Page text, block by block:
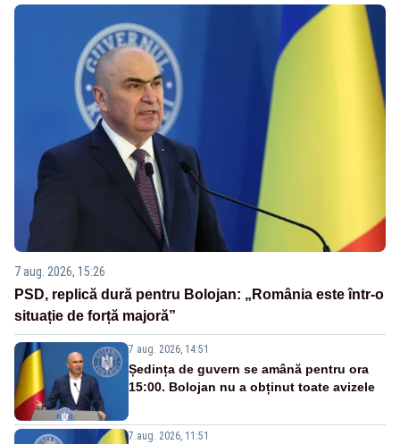
7 aug. 2026, 15:26
PSD, replică dură pentru Bolojan: „România este într-o
situație de forță majoră”
7 aug. 2026, 14:51
Ședința de guvern se amână pentru ora
15:00. Bolojan nu a obținut toate avizele
7 aug. 2026, 11:51